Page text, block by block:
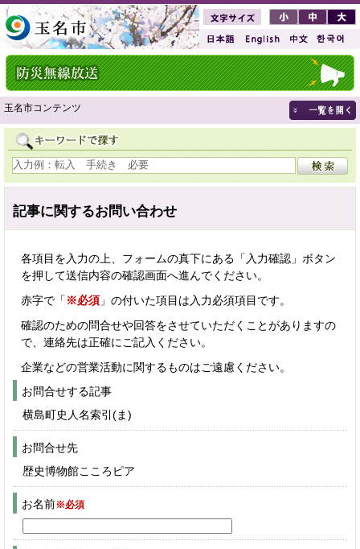
玉名市コンテンツ
記事に関するお問い合わせ
各項目を入力の上、フォームの真下にある「入力確認」ボタン
を押して送信内容の確認画面へ進んでください。
赤字で「 ※必須 」の付いた項目は入力必須項目です。
確認のための問合せや回答をさせていただくことがありますの
で、連絡先は正確にご記入ください。
企業などの営業活動に関するものはご遠慮ください。
お問合せする記事
横島町史人名索引(ま)
お問合せ先
歴史博物館こころピア
お名前※必須